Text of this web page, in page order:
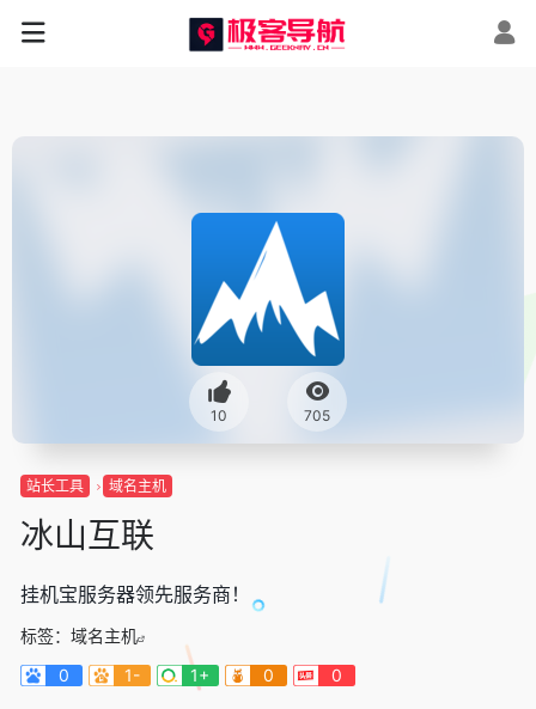
10 705
站长工具 域名主机
冰山互联
挂机宝服务器领先服务商！
标签： 域名主机
0
1- 1+ 0 0